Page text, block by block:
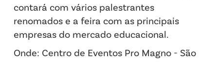
contará com vários palestrantes
renomados e a feira com as principais
empresas do mercado educacional.
Onde: Centro de Eventos Pro Magno - São